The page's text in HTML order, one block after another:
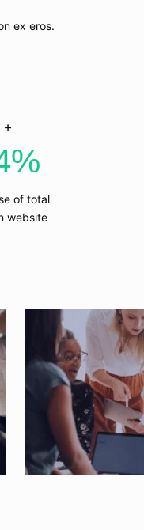
ex eros.
%
of total
website